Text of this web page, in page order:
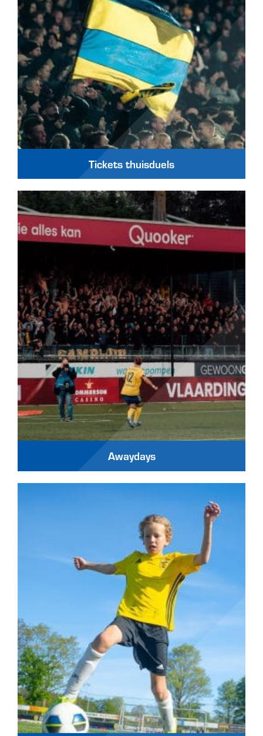
Tickets thuisduels
Awaydays